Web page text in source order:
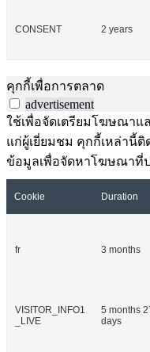
CONSENT 2 years
คุกกี้เพื่อการตลาด
advertisement
ใช้เพื่อจัดเตรียมโฆษณาแ
แก่ผู้เยี่ยมชม คุกกี้เหล่านี้ติ
ข้อมูลเพื่อจัดหาโฆษณาที่ป
Cookie Duration
fr 3 months
VISITOR_INFO1
_LIVE
5 months
days